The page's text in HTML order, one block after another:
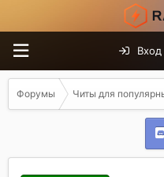
Вход
Форумы Читы для